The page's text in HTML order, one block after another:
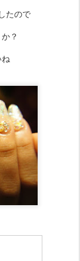
たので
？